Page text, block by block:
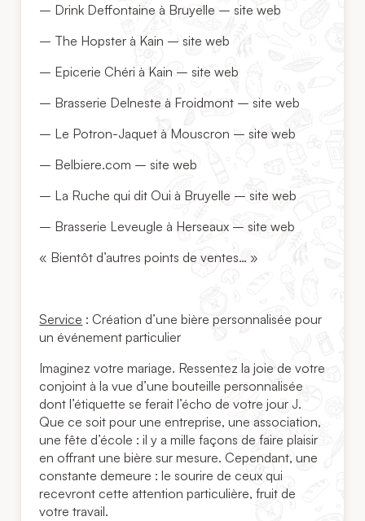
– Drink Deffontaine à Bruyelle – site web
– The Hopster à Kain – site web
– Epicerie Chéri à Kain – site web
– Brasserie Delneste à Froidmont – site web
– Le Potron-Jaquet à Mouscron – site web
– Belbiere.com – site web
– La Ruche qui dit Oui à Bruyelle – site web
– Brasserie Leveugle à Herseaux – site web
« Bientôt d’autres points de ventes… »
Service : Création d’une bière personnalisée pour
un événement particulier
Imaginez votre mariage. Ressentez la joie de votre
conjoint à la vue d’une bouteille personnalisée
dont l’étiquette se ferait l’écho de votre jour J.
Que ce soit pour une entreprise, une association,
une fête d’école : il y a mille façons de faire plaisir
en offrant une bière sur mesure. Cependant, une
constante demeure : le sourire de ceux qui
recevront cette attention particulière, fruit de
votre travail.